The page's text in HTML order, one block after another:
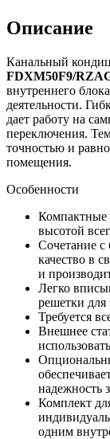
Описание
Канальный
FDXM50F9/
внутреннего
деятельности.
дает работу на
переключения.
точностью и
помещения.
Особенности
Компактные
высотой
Сочетание с
качество в
и
Легко
решетки для
Требуется
Внешнее
надежность
Комплект
одним